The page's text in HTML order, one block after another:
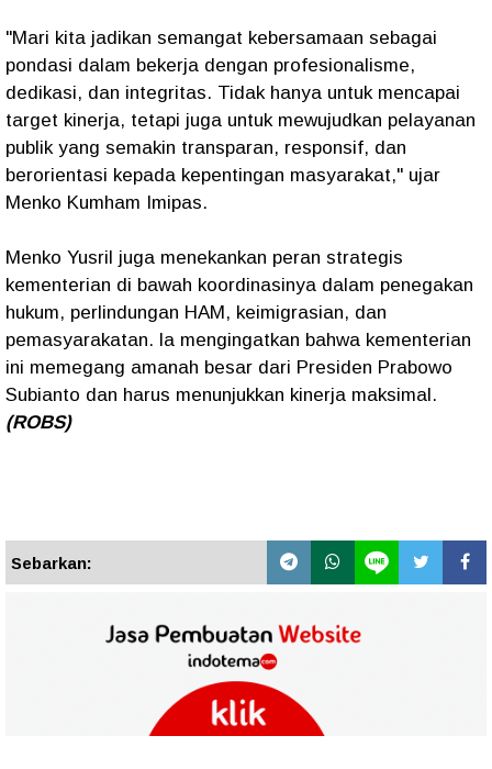
"Mari kita jadikan semangat kebersamaan sebagai
pondasi dalam bekerja dengan profesionalisme,
dedikasi, dan integritas. Tidak hanya untuk mencapai
target kinerja, tetapi juga untuk mewujudkan pelayanan
publik yang semakin transparan, responsif, dan
berorientasi kepada kepentingan masyarakat," ujar
Menko Kumham Imipas.
Menko Yusril juga menekankan peran strategis
kementerian di bawah koordinasinya dalam penegakan
hukum, perlindungan HAM, keimigrasian, dan
pemasyarakatan. la mengingatkan bahwa kementerian
ini memegang amanah besar dari Presiden Prabowo
Subianto dan harus menunjukkan kinerja maksimal.
(ROBS)
Sebarkan: